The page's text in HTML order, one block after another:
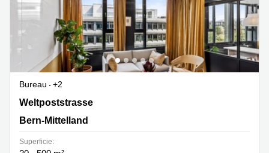
Bureau
+2
Weltpoststrasse 5, Bern-Mittelland
Weltpoststrasse
Bern-Mittelland
Superficie: